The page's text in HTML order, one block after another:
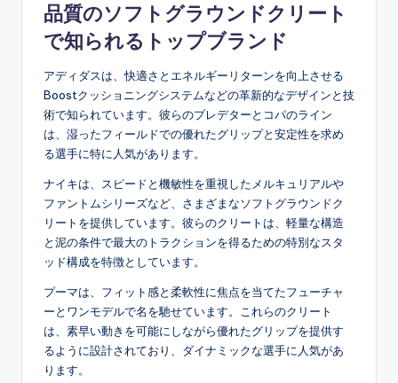
品質のソフトグラウンドクリート
で知られるトップブランド
アディダスは、快適さとエネルギーリターンを向上させる
Boostクッショニングシステムなどの革新的なデザインと技
術で知られています。彼らのプレデターとコパのライン
は、湿ったフィールドでの優れたグリップと安定性を求め
る選手に特に人気があります。
ナイキは、スピードと機敏性を重視したメルキュリアルや
ファントムシリーズなど、さまざまなソフトグラウンドク
リートを提供しています。彼らのクリートは、軽量な構造
と泥の条件で最大のトラクションを得るための特別なスタ
ッド構成を特徴としています。
プーマは、フィット感と柔軟性に焦点を当てたフューチャ
ーとワンモデルで名を馳せています。これらのクリート
は、素早い動きを可能にしながら優れたグリップを提供す
るように設計されており、ダイナミックな選手に人気があ
ります。